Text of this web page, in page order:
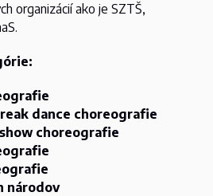
organizácií ako je SZTŠ,
dance choreografie
choreografie
národov